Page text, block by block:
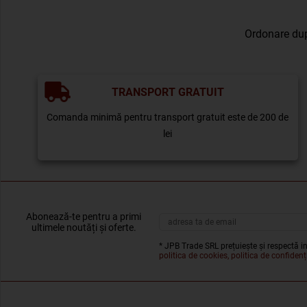
Ordonare
TRANSPORT GRATUIT
Comanda minimă pentru transport gratuit este de 200 de
lei
Abonează-te pentru a primi
ultimele noutăți și oferte.
* JPB Trade SRL prețuiește și
politica de cookies, politica de